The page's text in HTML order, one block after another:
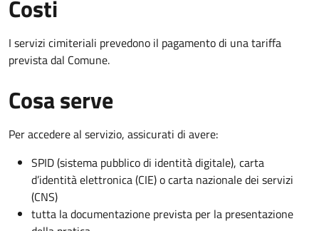
Costi
I servizi cimiteriali prevedono il pagamento di una tariffa
prevista dal Comune.
Cosa serve
Per accedere al servizio, assicurati di avere:
SPID (sistema pubblico di identità digitale), carta
d’identità elettronica (CIE) o carta nazionale dei servizi
(CNS)
tutta la documentazione prevista per la presentazione